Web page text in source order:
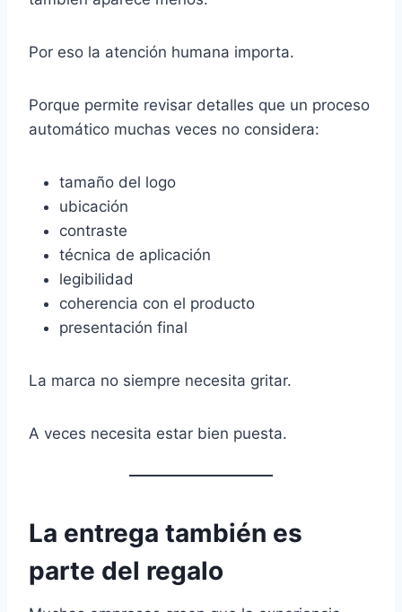
Por eso la atención humana importa.
Porque permite revisar detalles que un proceso
automático muchas veces no considera:
tamaño del logo
ubicación
contraste
técnica de aplicación
legibilidad
coherencia con el producto
presentación final
La marca no siempre necesita gritar.
A veces necesita estar bien puesta.
La entrega también es
parte del regalo